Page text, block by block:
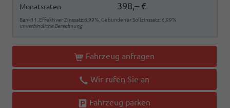
Monatsraten
398,– €
Bank11. Effektiver Zinssatz:6,99%, Gebundener Sollzinssatz: 6,99%
unverbindliche Berechnung
Fahrzeug anfragen
Wir rufen Sie an
Fahrzeug parken